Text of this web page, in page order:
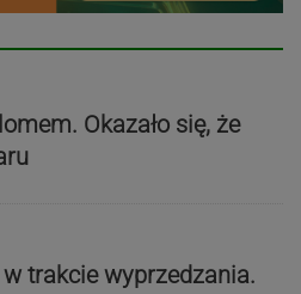
Okazało się, że
trakcie wyprzedzania.